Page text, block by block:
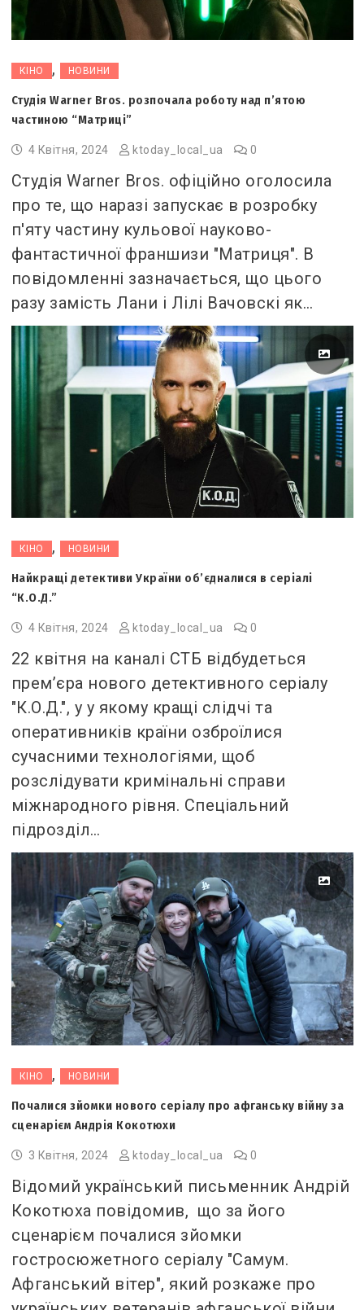
КІНО , НОВИНИ
Студія Warner Bros. розпочала роботу над п’ятою
частиною “Матриці”
4 Квітня, 2024 ktoday_local_ua 0
Студія Warner Bros. офіційно оголосила
про те, що наразі запускає в розробку
п'яту частину кульової науково-
фантастичної франшизи "Матриця". В
повідомленні зазначається, що цього
разу замість Лани і Лілі Вачовскі як…
КІНО , НОВИНИ
Найкращі детективи України об’єдналися в серіалі
“К.О.Д.”
4 Квітня, 2024 ktoday_local_ua 0
22 квітня на каналі СТБ відбудеться
прем’єра нового детективного серіалу
"К.О.Д.", у у якому кращі слідчі та
оперативників країни озброїлися
сучасними технологіями, щоб
розслідувати кримінальні справи
міжнародного рівня. Спеціальний
підрозділ…
КІНО , НОВИНИ
Почалися зйомки нового серіалу про афганську війну за
сценарієм Андрія Кокотюхи
3 Квітня, 2024 ktoday_local_ua 0
Відомий український письменник Андрій
Кокотюха повідомив, що за його
сценарієм почалися зйомки
гостросюжетного серіалу "Самум.
Афганський вітер", який розкаже про